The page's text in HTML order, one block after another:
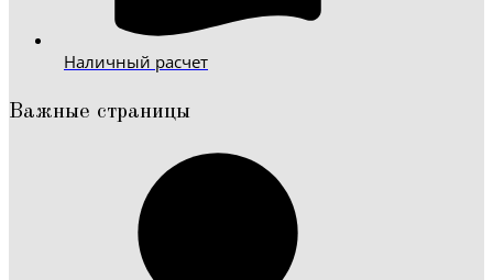
Наличный расчет
Важные страницы